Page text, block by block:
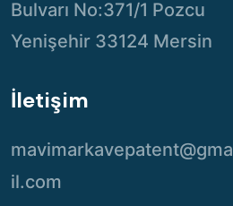
Bulvarı No:371/1 Pozcu
Yenişehir 33124 Mersin
İletişim
mavimarkavepatent@gma
il.com